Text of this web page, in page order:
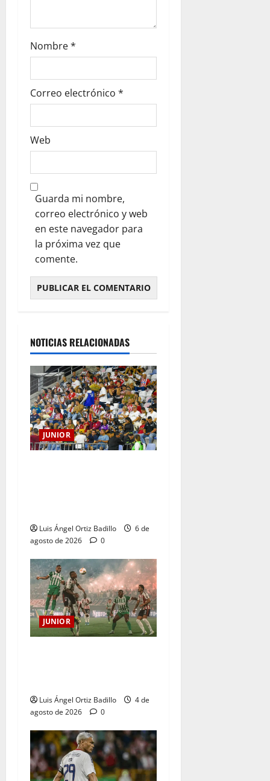
Nombre*
Correo electrónico *
Web
Guarda mi nombre,
correo electrónico y web
en este navegador para
la próxima vez que
comente.
NOTICIAS RELACIONADAS
JUNIOR
Luis Ángel Ortiz Badillo
6 de
agosto de 2026
0
JUNIOR
Luis Ángel Ortiz Badillo
4 de
agosto de 2026
0